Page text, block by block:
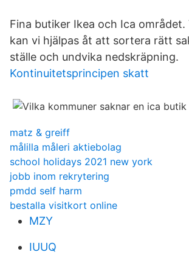
Fina butiker Ikea och Ica området.
kan vi hjälpas åt att sortera rätt
ställe och undvika nedskräpning.
Kontinuitetsprincipen skatt
matz & greiff
målilla måleri aktiebolag
school holidays 2021 new york
jobb inom rekrytering
pmdd self harm
bestalla visitkort online
MZY
IUUQ